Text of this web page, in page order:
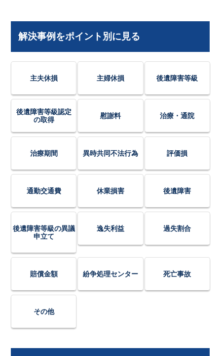
解決事例をポイント別に見る
主夫休損 主婦休損 後遺障害等級
後遺障害等級認定
の取得
慰謝料 治療・通院
治療期間 異時共同不法行為 評価損
通勤交通費 休業損害 後遺障害
後遺障害等級の異議
申立て
逸失利益 過失割合
賠償金額 紛争処理センター 死亡事故
その他